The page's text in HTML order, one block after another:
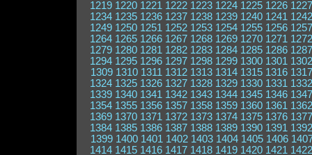
1219 1220 1221 1222 1223 1224 1225 1226 1227
1234 1235 1236 1237 1238 1239 1240 1241 1242
1249 1250 1251 1252 1253 1254 1255 1256 1257
1264 1265 1266 1267 1268 1269 1270 1271 1272
1279 1280 1281 1282 1283 1284 1285 1286 1287
1294 1295 1296 1297 1298 1299 1300 1301 1302
1309 1310 1311 1312 1313 1314 1315 1316 1317
1324 1325 1326 1327 1328 1329 1330 1331 1332
1339 1340 1341 1342 1343 1344 1345 1346 1347
1354 1355 1356 1357 1358 1359 1360 1361 1362
1369 1370 1371 1372 1373 1374 1375 1376 1377
1384 1385 1386 1387 1388 1389 1390 1391 1392
1399 1400 1401 1402 1403 1404 1405 1406
1414 1415 1416 1417 1418 1419 1420 1421 1422